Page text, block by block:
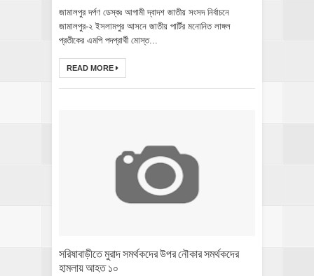
জামালপুর দর্পণ ডেস্কঃ আগামী দ্বাদশ জাতীয় সংসদ নির্বাচনে
জামালপুর-২ ইসলামপুর আসনে জাতীয় পার্টির মনোনিত লাঙ্গল
প্রতীকের এমপি পদপ্রার্থী মোস্ত...
READ MORE
সরিষাবাড়ীতে মুরাদ সমর্থকদের উপর নৌকার সমর্থকদের
হামলায় আহত ১০